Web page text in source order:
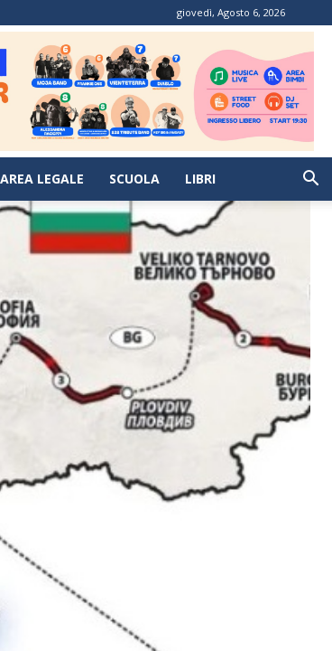
giovedì, Agosto 6, 2026
AREA LEGALE SCUOLA LIBRI